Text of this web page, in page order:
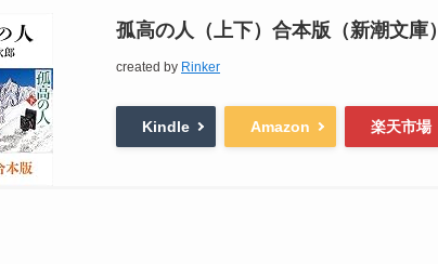
孤高の人（上下）合本版（新潮文庫）
created by Rinker
Kindle Amazon 楽天市場